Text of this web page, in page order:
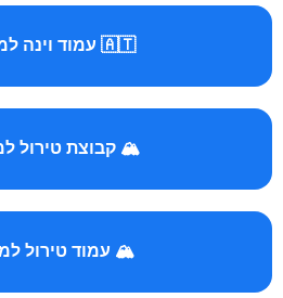
🇦🇹 עמוד וינה למטיילים
🏔️ קבוצת טירול
🏔️ עמוד טירול